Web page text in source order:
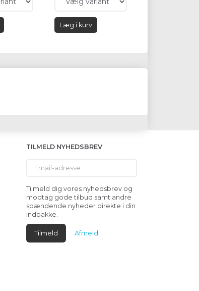
Læg i kurv
TILMELD NYHEDSBREV
adresse
Tilmeld dig vores nyhedsbrev og
modtag gode tilbud samt andre
spændende nyheder direkte i din
indbakke.
Tilmeld Afmeld